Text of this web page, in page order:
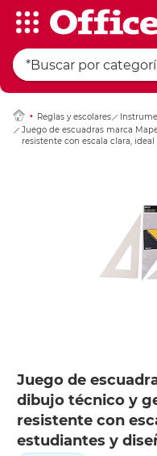
Reglas y escolares
Juego de escuadras marca
resistente con escala clara,
Juego de
dibujo técnico y
resistente con
estudiantes y